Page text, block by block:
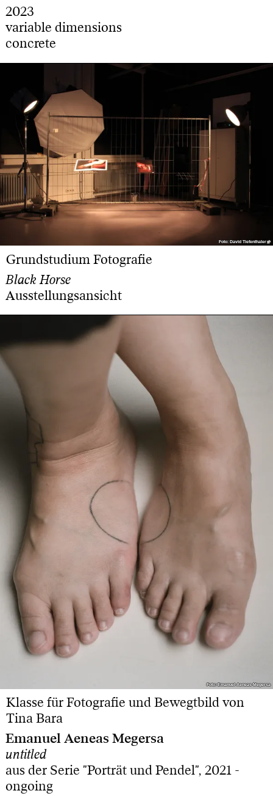
2023
variable dimensions
concrete
Foto: David Tiefenthaler
Foto: David Tiefenthaler
Grundstudium Fotografie
Black Horse
Ausstellungsansicht
Foto: Emanuel Aeneas Megersa
Foto: Emanuel Aeneas Megersa
Klasse für Fotografie und Bewegtbild von
Tina Bara
Emanuel Aeneas Megersa
untitled
aus der Serie "Porträt und Pendel", 2021 -
ongoing